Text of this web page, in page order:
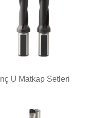
İnç U Matkap Setleri